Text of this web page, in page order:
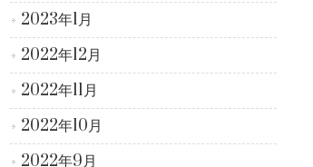
2023年1月
2022年12月
2022年11月
2022年10月
2022年9月